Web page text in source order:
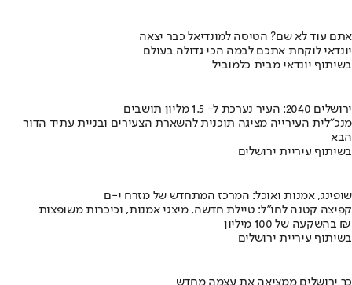
אתם עוד לא שם? הטיסה למונדיאל כבר יצאה
יונדאי לוקחת אתכם לבמה הכי גדולה בעולם
בשיתוף יונדאי מבית כלמוביל
ירושלים 2040: העיר נערכת ל- 1.5 מליון תושבים
מנכ"לית העירייה מציגה תוכנית להשארת הצעירים ובניית עתיד הדור
הבא
בשיתוף עיריית ירושלים
שופינג, אמנות ואוכל: המרכז המתחדש של מזרח י-ם
קפיצה קטנה לחו"ל: טיילת חדשה, מיצגי אמנות, וכיכרות משופצות
בהשקעה של 100 מיליון ₪
בשיתוף עיריית ירושלים